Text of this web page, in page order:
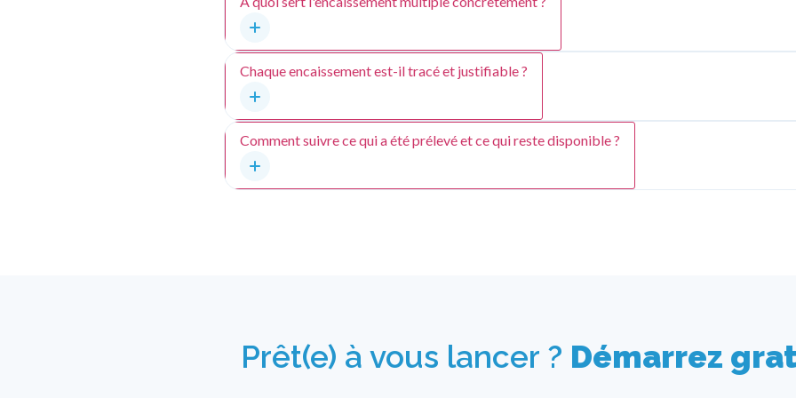
Chaque encaissement est-il tracé et justifiable ?
Comment suivre ce qui a été prélevé et ce qui reste disponible ?
Prêt(e) à vous lancer ? Démarrez